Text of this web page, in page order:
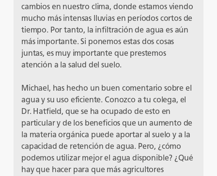
cambios en nuestro clima, donde estamos viendo
mucho más intensas lluvias en períodos cortos de
tiempo. Por tanto, la infiltración de agua es aún
más importante. Si ponemos estas dos cosas
juntas, es muy importante que prestemos
atención a la salud del suelo.
Michael, has hecho un buen comentario sobre el
agua y su uso eficiente. Conozco a tu colega, el
Dr. Hatfield, que se ha ocupado de esto en
particular y de los beneficios que un aumento de
la materia orgánica puede aportar al suelo y a la
capacidad de retención de agua. Pero, ¿cómo
podemos utilizar mejor el agua disponible? ¿Qué
hay que hacer para que más agricultores